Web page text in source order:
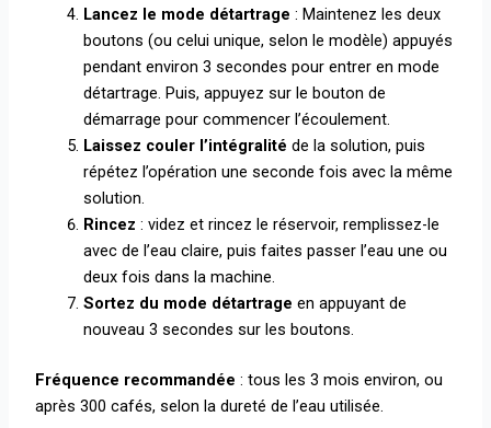
Lancez le mode détartrage : Maintenez les deux
boutons (ou celui unique, selon le modèle) appuyés
pendant environ 3 secondes pour entrer en mode
détartrage. Puis, appuyez sur le bouton de
démarrage pour commencer l’écoulement.
Laissez couler l’intégralité de la solution, puis
répétez l’opération une seconde fois avec la même
solution.
Rincez : videz et rincez le réservoir, remplissez-le
avec de l’eau claire, puis faites passer l’eau une ou
deux fois dans la machine.
Sortez du mode détartrage en appuyant de
nouveau 3 secondes sur les boutons.
Fréquence recommandée : tous les 3 mois environ, ou
après 300 cafés, selon la dureté de l’eau utilisée.